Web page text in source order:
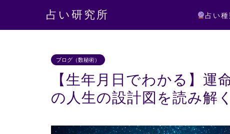
占い研究所 占い種
ブログ（数秘術）
【生年月日でわかる】運
の人生の設計図を読み解く